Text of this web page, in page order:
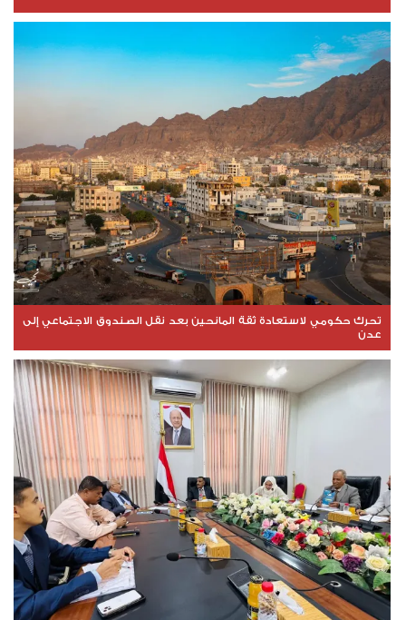
تحرك حكومي لاستعادة ثقة المانحين بعد نقل الصندوق الاجتماعي إلى
عدن